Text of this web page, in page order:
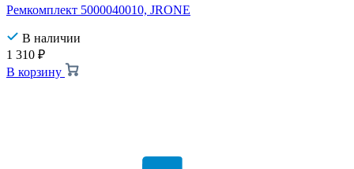
Ремкомплект 5000040010, JRONE
В наличии
1 310 ₽
В корзину